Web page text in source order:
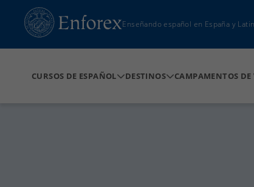
Enseñando español en España y
CURSOS DE ESPAÑOL DESTINOS CAMPAMENTOS DE